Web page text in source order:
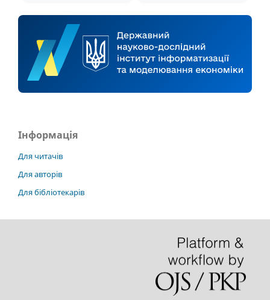
Інформація
Для читачів
Для авторів
Для бібліотекарів